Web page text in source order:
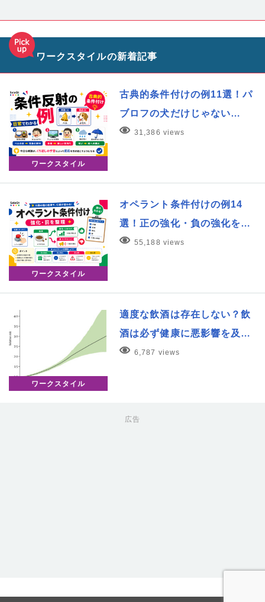
ワークスタイルの新着記事
ワークスタイル
古典的条件付けの例11選！パ
ブロフの犬だけじゃない…
31,386 views
ワークスタイル
オペラント条件付けの例14
選！正の強化・負の強化を…
55,188 views
ワークスタイル
適度な飲酒は存在しない？飲
酒は必ず健康に悪影響を及…
6,787 views
広告